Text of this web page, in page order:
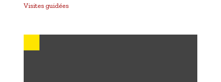
Visites guidées